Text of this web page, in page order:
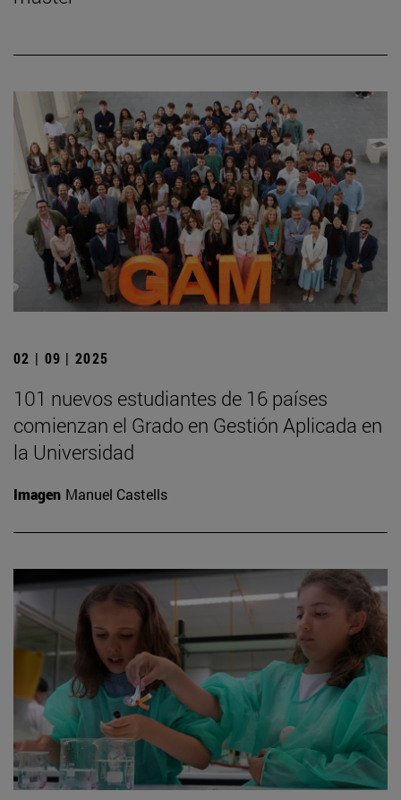
02 | 09 | 2025
101 nuevos estudiantes de 16 países
comienzan el Grado en Gestión Aplicada en
la Universidad
Imagen Manuel Castells